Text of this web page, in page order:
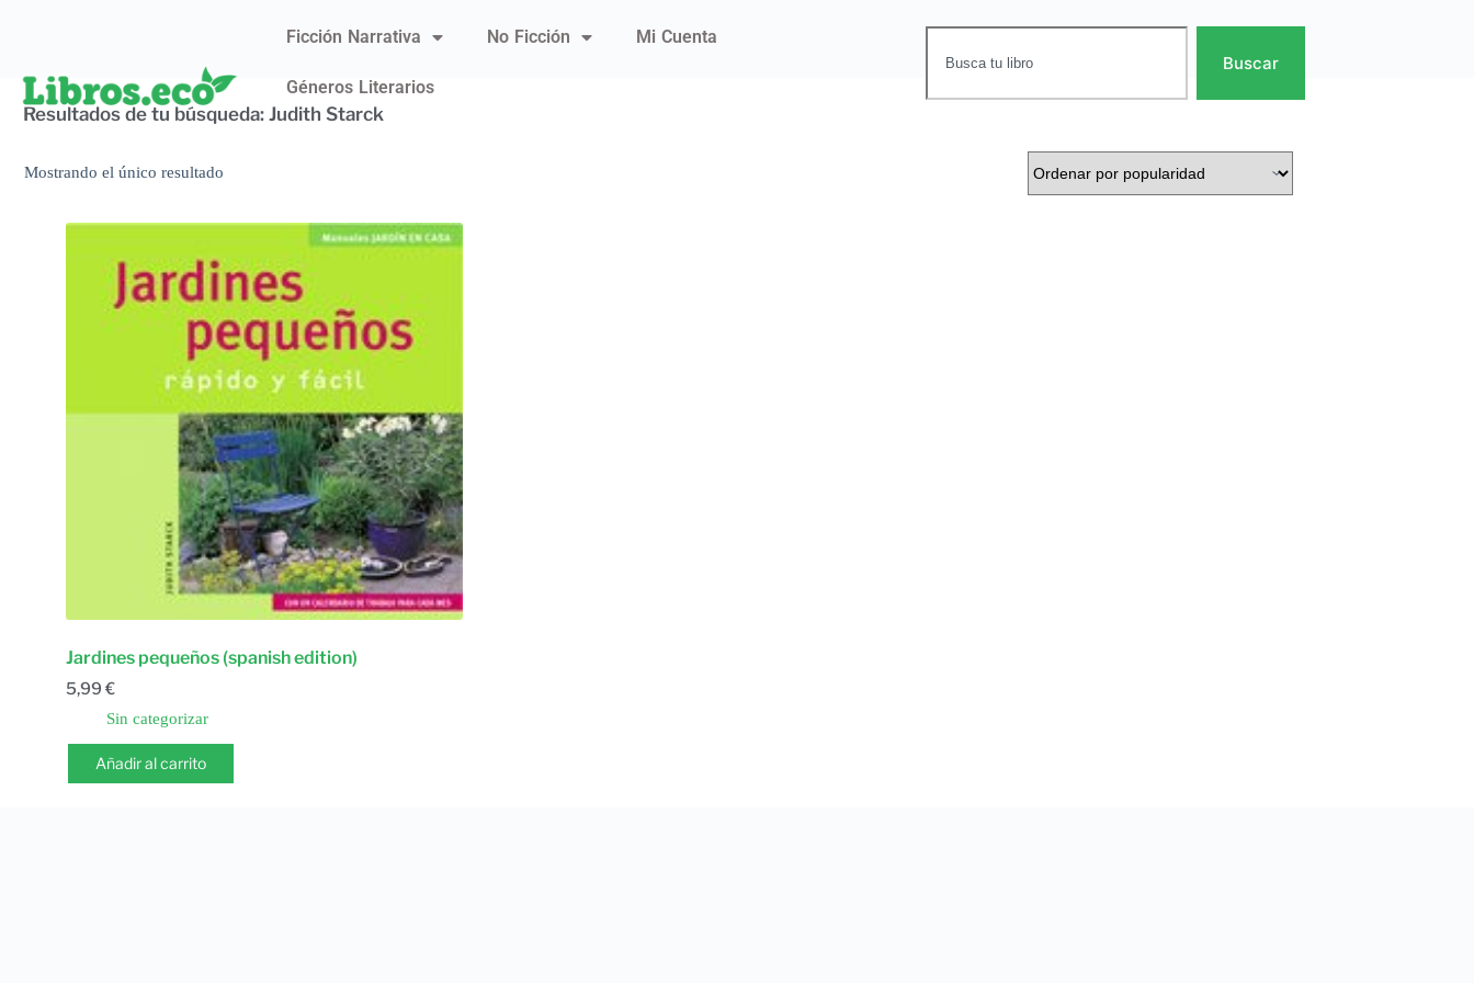
Ficción Narrativa No Ficción Mi Cuenta
Géneros Literarios
Buscar
Resultados de tu búsqueda: Judith Starck
Mostrando el único resultado
Jardines pequeños (spanish edition)
5,99 €
Sin categorizar
Añadir al carrito